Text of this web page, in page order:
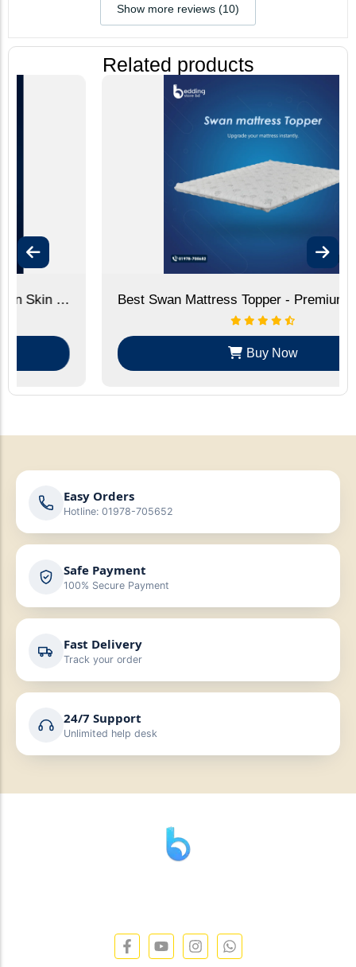
Show more reviews (10)
Related products
Best Swan Mattress Topper - Premium Comfort Layer
Easy Orders
Hotline: 01978-705652
Safe Payment
100% Secure Payment
Fast Delivery
Track your order
24/7 Support
Unlimited help desk